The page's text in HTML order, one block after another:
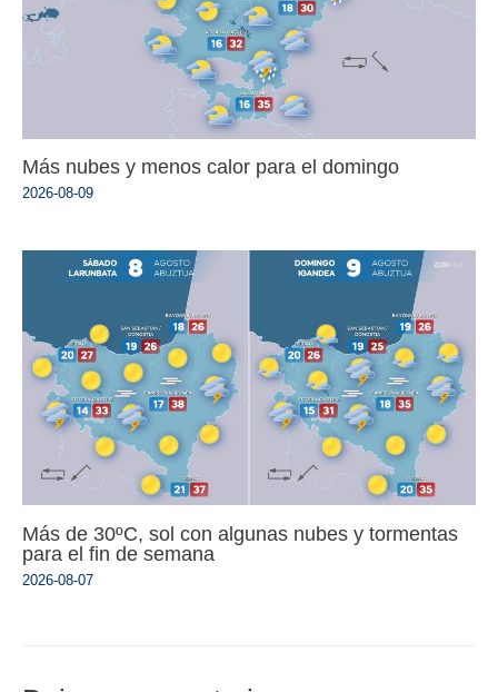
Más nubes y menos calor para el domingo
2026-08-09
Más de 30ºC, sol con algunas nubes y tormentas
para el fin de semana
2026-08-07